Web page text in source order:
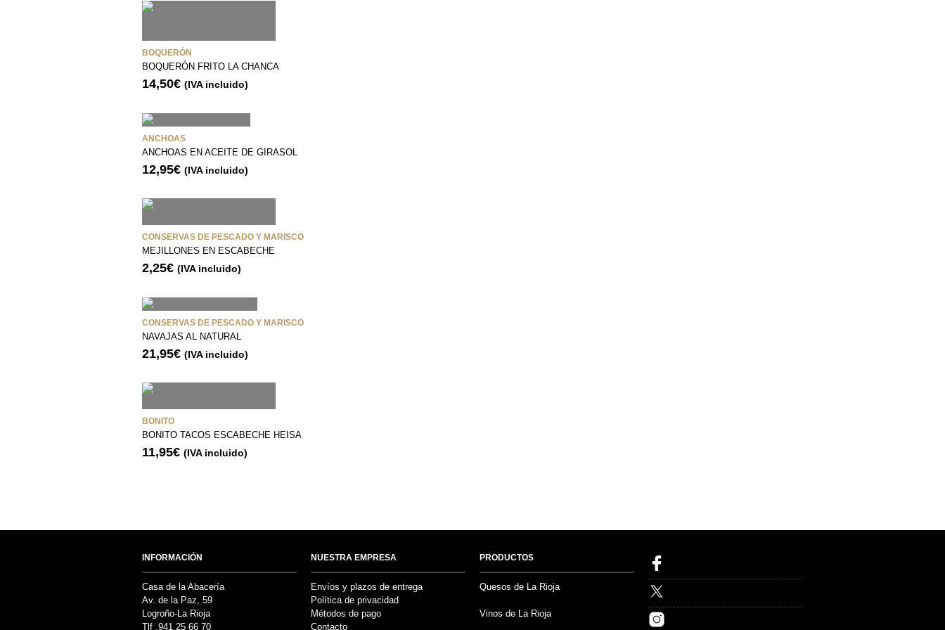
BOQUERÓN
BOQUERÓN FRITO LA CHANCA
14,50€ (IVA incluido)
ANCHOAS
ANCHOAS EN ACEITE DE GIRASOL
12,95€ (IVA incluido)
CONSERVAS DE PESCADO Y MARISCO
MEJILLONES EN ESCABECHE
2,25€ (IVA incluido)
CONSERVAS DE PESCADO Y MARISCO
NAVAJAS AL NATURAL
21,95€ (IVA incluido)
BONITO
BONITO TACOS ESCABECHE HEISA
11,95€ (IVA incluido)
INFORMACIÓN
Casa de la Abacería
Av. de la Paz, 59
Logroño-La Rioja
Tlf .941 25 66 70
NUESTRA EMPRESA
Envíos y plazos de entrega
Política de privacidad
Métodos de pago
Contacto
PRODUCTOS
Quesos de La Rioja
Vinos de La Rioja